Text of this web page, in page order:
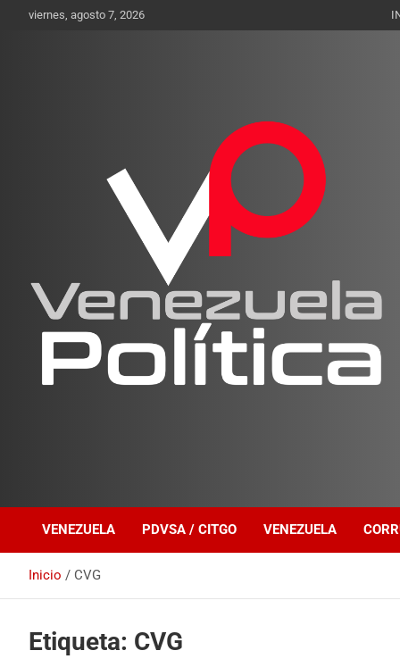
viernes, agosto 7, 2026
VENEZUELA PDVSA / CITGO VENEZUELA
Inicio CVG
Etiqueta: CVG